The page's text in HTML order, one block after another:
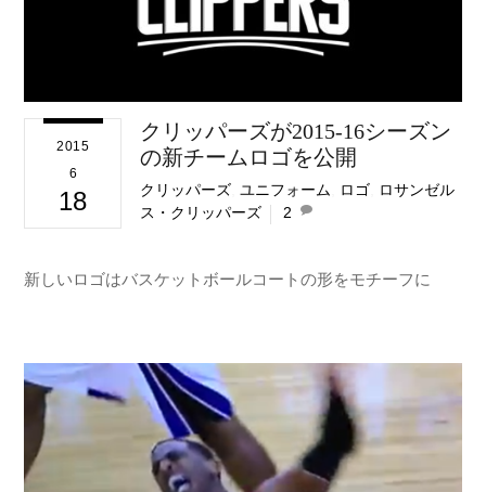
2015
6
18
クリッパーズが2015-16シーズン
の新チームロゴを公開
クリッパーズ ,ユニフォーム ロゴ
ロサンゼル
ス・クリッパーズ
2
新しいロゴはバスケットボールコートの形をモチーフに